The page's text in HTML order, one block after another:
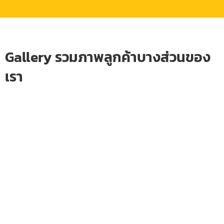
Gallery รวมภาพลูกค้าบางส่วนของ
เรา